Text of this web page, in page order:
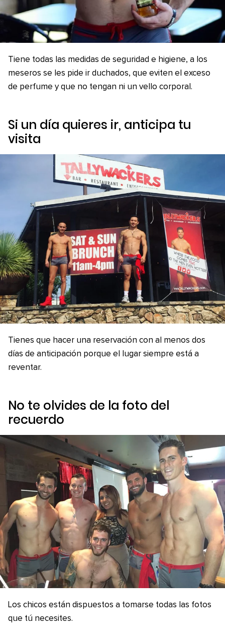
Tiene todas las medidas de seguridad e higiene, a los
meseros se les pide ir duchados, que eviten el exceso
de perfume y que no tengan ni un vello corporal.
Si un día quieres ir, anticipa tu
visita
Tienes que hacer una reservación con al menos dos
días de anticipación porque el lugar siempre está a
reventar.
No te olvides de la foto del
recuerdo
Los chicos están dispuestos a tomarse todas las fotos
que tú necesites.